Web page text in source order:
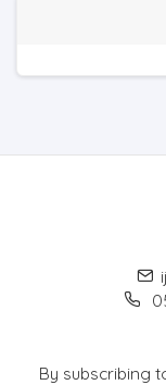
By subscribing